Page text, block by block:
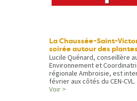
La Chaussée-Saint-
soirée autour des
Lucile Quénard, conseillère
Environnement et
régionale Ambroisie, est
février aux côtés du CEN-
Voir >